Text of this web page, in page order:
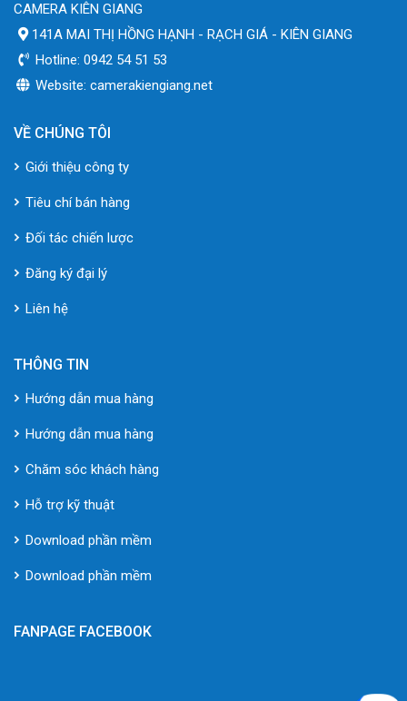
CAMERA KIÊN GIANG
141A MAI THỊ HỒNG HẠNH - RẠCH GIÁ - KIÊN GIANG
Hotline: 0942 54 51 53
Website: camerakiengiang.net
VỀ CHÚNG TÔI
Giới thiệu công ty
Tiêu chí bán hàng
Đối tác chiến lược
Đăng ký đại lý
Liên hệ
THÔNG TIN
Hướng dẫn mua hàng
Hướng dẫn mua hàng
Chăm sóc khách hàng
Hỗ trợ kỹ thuật
Download phần mềm
Download phần mềm
FANPAGE FACEBOOK